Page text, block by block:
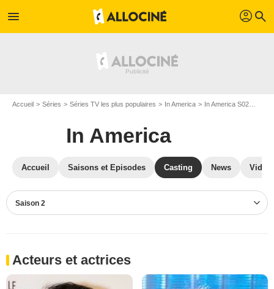
menu profil search
Accueil Séries Séries TV les plus populaires In America In America S02
In America
Accueil Saisons et Episodes Casting News
Saison 2
Acteurs et actrices